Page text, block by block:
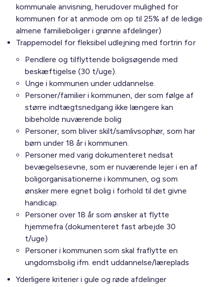
kommunale anvisning, herudover mulighed for
kommunen for at anmode om op til 25% af de ledige
almene familieboliger i grønne afdelinger)
Trappemodel for fleksibel udlejning med fortrin for
Pendlere og tilflyttende boligsøgende med
beskæftigelse (30 t/uge).
Unge i kommunen under uddannelse.
Personer/familier i kommunen, der som følge af
større indtægtsnedgang ikke længere kan
bibeholde nuværende bolig
Personer, som bliver skilt/samlivsophør, som har
børn under 18 år i kommunen.
Personer med varig dokumenteret nedsat
bevægelsesevne, som er nuværende lejer i en af
boligorganisationerne i kommunen, og som
ønsker mere egnet bolig i forhold til det givne
handicap.
Personer over 18 år som ønsker at flytte
hjemmefra (dokumenteret fast arbejde 30
t/uge)
Personer i kommunen som skal fraflytte en
ungdomsbolig ifm. endt uddannelse/læreplads
Yderligere kriterier i gule og røde afdelinger